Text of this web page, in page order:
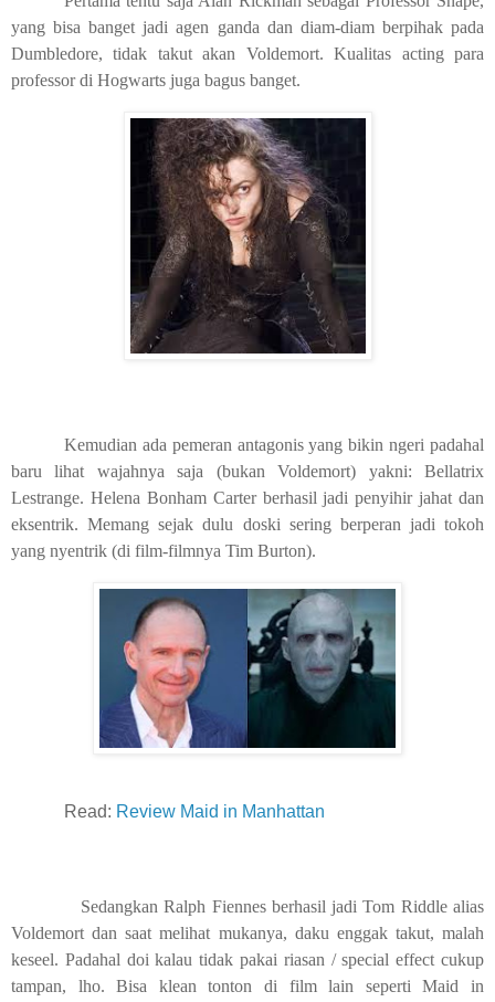
yang bisa banget jadi agen ganda dan diam-diam berpihak pada
Dumbledore, tidak takut akan Voldemort. Kualitas acting para
professor di Hogwarts juga bagus banget.
Kemudian ada pemeran antagonis yang bikin ngeri padahal
baru lihat wajahnya saja (bukan Voldemort) yakni: Bellatrix
Lestrange. Helena Bonham Carter berhasil jadi penyihir jahat dan
eksentrik. Memang sejak dulu doski sering berperan jadi tokoh
yang nyentrik (di film-filmnya Tim Burton).
Read: Review Maid in Manhattan
Sedangkan Ralph Fiennes berhasil jadi Tom Riddle alias
Voldemort dan saat melihat mukanya, daku enggak takut, malah
keseel. Padahal doi kalau tidak pakai riasan / special effect cukup
tampan, lho. Bisa klean tonton di film lain seperti Maid in